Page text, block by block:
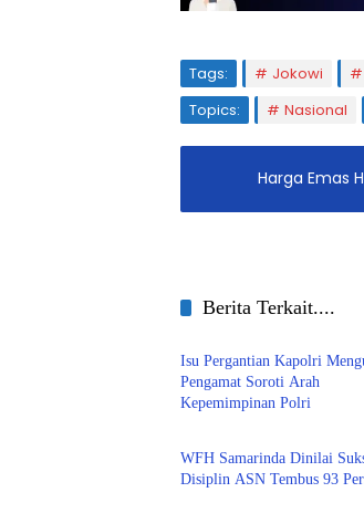
Tags: Jokowi
Topics:
Nasional
Harga Emas
Berita Terkait....
Nasional
Isu Pergantian Kapolri
Pengamat Soroti Arah
Kepemimpinan Polri
Samarinda
WFH Samarinda Dinilai
Disiplin ASN Tembus 93